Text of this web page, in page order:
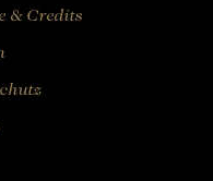
& Credits